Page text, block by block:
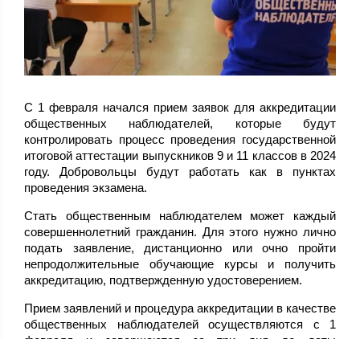
С 1 февраля начался прием заявок для аккредитации
общественных наблюдателей, которые будут
контролировать процесс проведения государственной
итоговой аттестации выпускников 9 и 11 классов в 2024
году. Добровольцы будут работать как в пунктах
проведения экзамена.
Стать общественным наблюдателем может каждый
совершеннолетний гражданин. Для этого нужно лично
подать заявление, дистанционно или очно пройти
непродолжительные обучающие курсы и получить
аккредитацию, подтвержденную удостоверением.
Прием заявлений и процедура аккредитации в качестве
общественных наблюдателей осуществляются с 1